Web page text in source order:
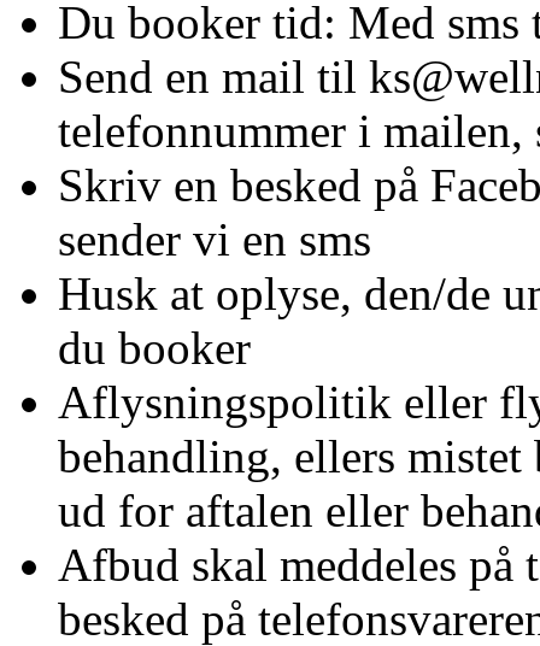
Du booker tid: Med
Send en mail til
telefonnummer i mailen,
Skriv en besked på
sender vi en sms
Husk at oplyse, den/de
du booker
Aflysningspolitik eller
behandling, ellers
ud for aftalen eller
Afbud skal meddeles på
besked på